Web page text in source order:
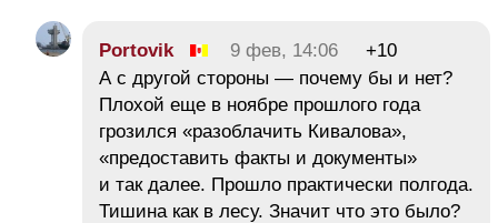
Portovik 9 фев, 14:06
+10
А с другой стороны — почему бы и нет?
Плохой еще в ноябре прошлого года
грозился «разоблачить Кивалова»,
«предоставить факты и документы»
и так далее. Прошло практически полгода.
Тишина как в лесу. Значит что это было?